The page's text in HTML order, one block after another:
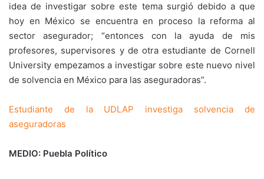
idea de investigar sobre este tema surgió debido a que
hoy en México se encuentra en proceso la reforma al
sector asegurador; “entonces con la ayuda de mis
profesores, supervisores y de otra estudiante de Cornell
University empezamos a investigar sobre este nuevo nivel
de solvencia en México para las aseguradoras”.
Estudiante de la UDLAP investiga solvencia de
aseguradoras
MEDIO: Puebla Político